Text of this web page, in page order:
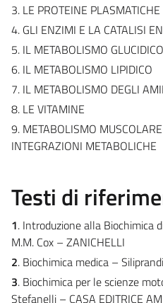
3. LE PROTEINE PLASMATICHE
4. GLI ENZIMI E LA CATALISI
5. IL METABOLISMO GLUCIDICO
6. IL METABOLISMO LIPIDICO
7. IL METABOLISMO DEGLI
8. LE VITAMINE
9. METABOLISMO
INTEGRAZIONI METABOLICHE
Testi di
1. Introduzione alla Biochimica
M.M. Cox – ZANICHELLI
2. Biochimica medica –
3. Biochimica per le scienze
Stefanelli – CASA EDITRICE